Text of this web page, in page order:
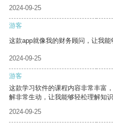
2024-09-25
游客
这款app就像我的财务顾问，让我能
2024-09-25
游客
这款学习软件的课程内容非常丰富
解非常生动，让我能够轻松理解知识
2024-09-25